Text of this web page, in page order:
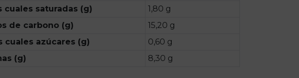
cuales saturadas (g)
1,80 g
de carbono (g)
15,20 g
cuales azúcares (g)
0,60 g
(g)
8,30 g